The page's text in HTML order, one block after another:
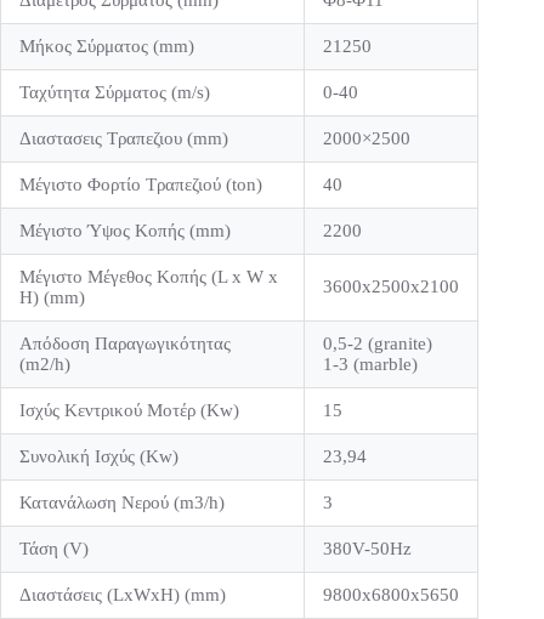
Μήκος Σύρματος (mm) 21250
Ταχύτητα Σύρματος (m/s) 0-40
Διαστασεις Τραπεζιου (mm) 2000×2500
Μέγιστο Φορτίο Τραπεζιού (ton) 40
Μέγιστο Ύψος Κοπής (mm) 2200
Μέγιστο Μέγεθος Κοπής (L x W x
H) (mm)
3600x2500x2100
Απόδοση Παραγωγικότητας
(m2/h)
0,5-2 (granite)
1-3 (marble)
Ισχύς Κεντρικού Μοτέρ (Kw) 15
Συνολική Ισχύς (Kw) 23,94
Κατανάλωση Νερού (m3/h) 3
Τάση (V) 380V-50Hz
Διαστάσεις (LxWxH) (mm) 9800x6800x5650